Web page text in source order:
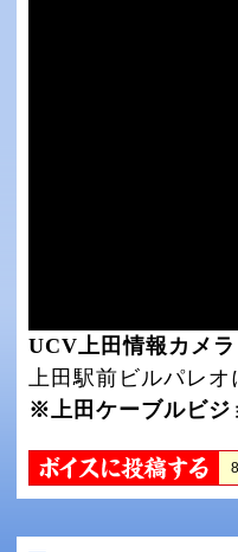
UCV上田情報カメラ
上田駅前ビルパレオ
※上田ケーブルビジ